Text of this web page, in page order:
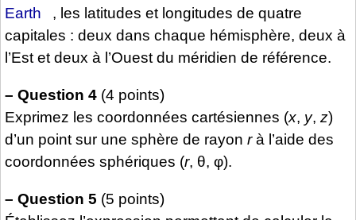
Earth
, les latitudes et longitudes de quatre
capitales : deux dans chaque hémisphère, deux à
l’Est et deux à l’Ouest du méridien de référence.
– Question 4 (4 points)
Exprimez les coordonnées cartésiennes (x, y, z)
d’un point sur une sphère de rayon rà l’aide des
coordonnées sphériques (r, θ, φ).
– Question 5 (5 points)